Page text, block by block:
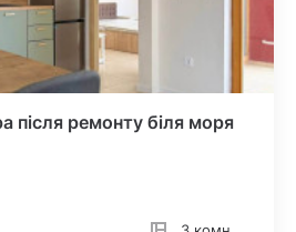
після ремонту біля моря